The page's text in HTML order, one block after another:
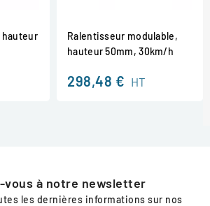
hauteur
Ralentisseur modulable,
hauteur 50mm, 30km/h
298,48 € HT
vous à notre newsletter
les dernières informations sur nos